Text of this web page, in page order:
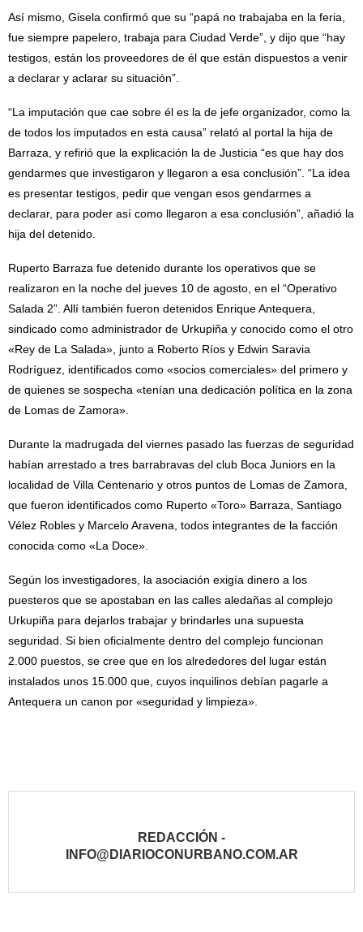
Así mismo, Gisela confirmó que su “papá no trabajaba en la feria,
fue siempre papelero, trabaja para Ciudad Verde”, y dijo que “hay
testigos, están los proveedores de él que están dispuestos a venir
a declarar y aclarar su situación”.
“La imputación que cae sobre él es la de jefe organizador, como la
de todos los imputados en esta causa” relató al portal la hija de
Barraza, y refirió que la explicación la de Justicia “es que hay dos
gendarmes que investigaron y llegaron a esa conclusión”. “La idea
es presentar testigos, pedir que vengan esos gendarmes a
declarar, para poder así como llegaron a esa conclusión”, añadió la
hija del detenido.
Ruperto Barraza fue detenido durante los operativos que se
realizaron en la noche del jueves 10 de agosto, en el “Operativo
Salada 2”. Allí también fueron detenidos Enrique Antequera,
sindicado como administrador de Urkupiña y conocido como el otro
«Rey de La Salada», junto a Roberto Ríos y Edwin Saravia
Rodríguez, identificados como «socios comerciales» del primero y
de quienes se sospecha «tenían una dedicación política en la zona
de Lomas de Zamora».
Durante la madrugada del viernes pasado las fuerzas de seguridad
habían arrestado a tres barrabravas del club Boca Juniors en la
localidad de Villa Centenario y otros puntos de Lomas de Zamora,
que fueron identificados como Ruperto «Toro» Barraza, Santiago
Vélez Robles y Marcelo Aravena, todos integrantes de la facción
conocida como «La Doce».
Según los investigadores, la asociación exigía dinero a los
puesteros que se apostaban en las calles aledañas al complejo
Urkupiña para dejarlos trabajar y brindarles una supuesta
seguridad. Si bien oficialmente dentro del complejo funcionan
2.000 puestos, se cree que en los alrededores del lugar están
instalados unos 15.000 que, cuyos inquilinos debían pagarle a
Antequera un canon por «seguridad y limpieza».
REDACCIÓN -
INFO@DIARIOCONURBANO.COM.AR